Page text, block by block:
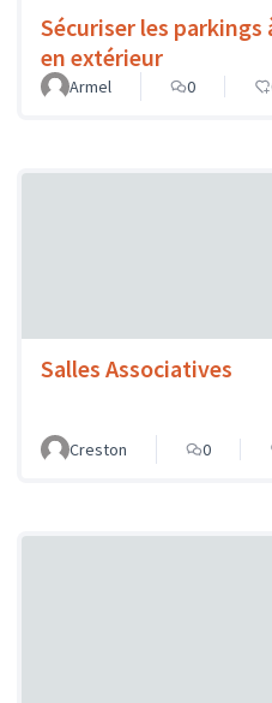
Sécuriser les parkings
en extérieur
Armel
0
Salles Associatives
Creston 0